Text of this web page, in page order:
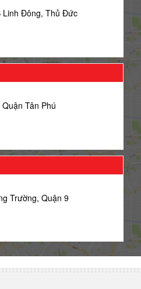
Linh Đông, Thủ Đức
Tân Phú
Trường, Quận 9